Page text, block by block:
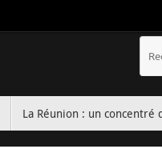
La Réunion : un concentré